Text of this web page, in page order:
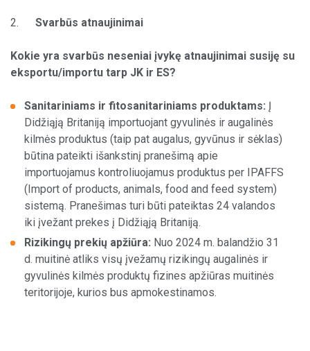
2. Svarbūs atnaujinimai
Kokie yra svarbūs neseniai įvykę atnaujinimai susiję su
eksportu/importu tarp JK ir ES?
Sanitariniams ir fitosanitariniams produktams: Į
Didžiąją Britaniją importuojant gyvulinės ir augalinės
kilmės produktus (taip pat augalus, gyvūnus ir sėklas)
būtina pateikti išankstinį pranešimą apie
importuojamus kontroliuojamus produktus per IPAFFS
(Import of products, animals, food and feed system)
sistemą. Pranešimas turi būti pateiktas 24 valandos
iki įvežant prekes į Didžiąją Britaniją.
Rizikingų prekių apžiūra: Nuo 2024 m. balandžio 31
d. muitinė atliks visų įvežamų rizikingų augalinės ir
gyvulinės kilmės produktų fizines apžiūras muitinės
teritorijoje, kurios bus apmokestinamos.